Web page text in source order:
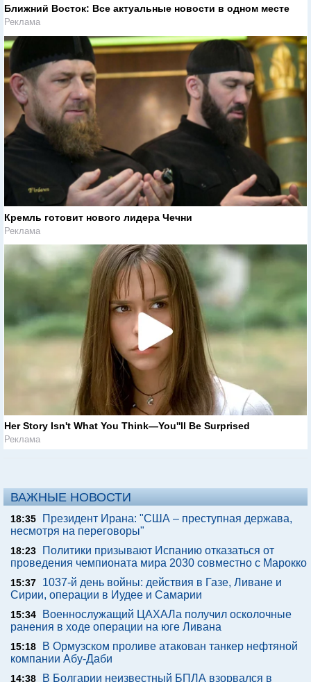
Ближний Восток: Все актуальные новости в одном месте
Реклама
Кремль готовит нового лидера Чечни
Реклама
Her Story Isn't What You Think—You''ll Be Surprised
Реклама
ВАЖНЫЕ НОВОСТИ
18:35
Президент Ирана: "США – преступная держава,
несмотря на переговоры"
18:23
Политики призывают Испанию отказаться от
проведения чемпионата мира 2030 совместно с Марокко
15:37
1037-й день войны: действия в Газе, Ливане и
Сирии, операции в Иудее и Самарии
15:34
Военнослужащий ЦАХАЛа получил осколочные
ранения в ходе операции на юге Ливана
15:18
В Ормузском проливе атакован танкер нефтяной
компании Абу-Даби
14:38
В Болгарии неизвестный БПЛА взорвался в